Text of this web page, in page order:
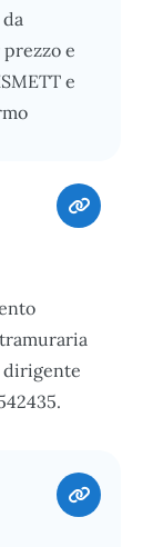
e
e
dirigente